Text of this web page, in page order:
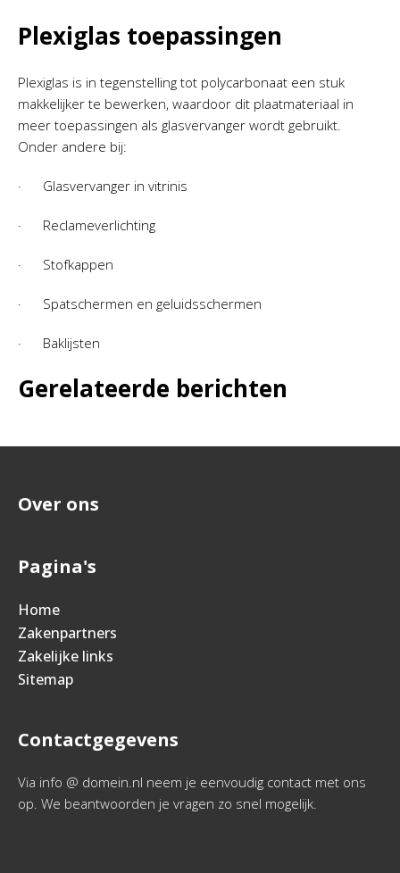
Plexiglas toepassingen
Plexiglas is in tegenstelling tot polycarbonaat een stuk
makkelijker te bewerken, waardoor dit plaatmateriaal in
meer toepassingen als glasvervanger wordt gebruikt.
Onder andere bij:
· Glasvervanger in vitrinis
· Reclameverlichting
· Stofkappen
· Spatschermen en geluidsschermen
· Baklijsten
Gerelateerde berichten
Over ons
Pagina's
Home
Zakenpartners
Zakelijke links
Sitemap
Contactgegevens
Via info @ domein.nl neem je eenvoudig contact met ons
op. We beantwoorden je vragen zo snel mogelijk.